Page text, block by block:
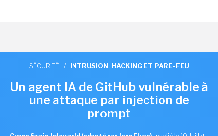
SÉCURITÉ / INTRUSION, HACKING ET PARE-FEU
Un agent IA de GitHub vulnérable à
une attaque par injection de
prompt